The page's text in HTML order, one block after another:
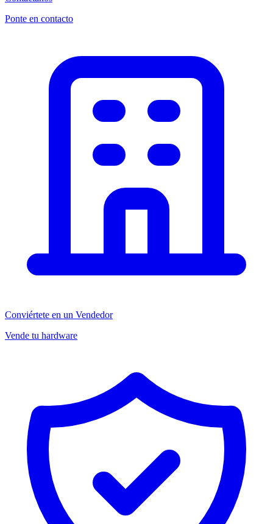
Ponte en contacto
Conviértete en un Vendedor
Vende tu hardware